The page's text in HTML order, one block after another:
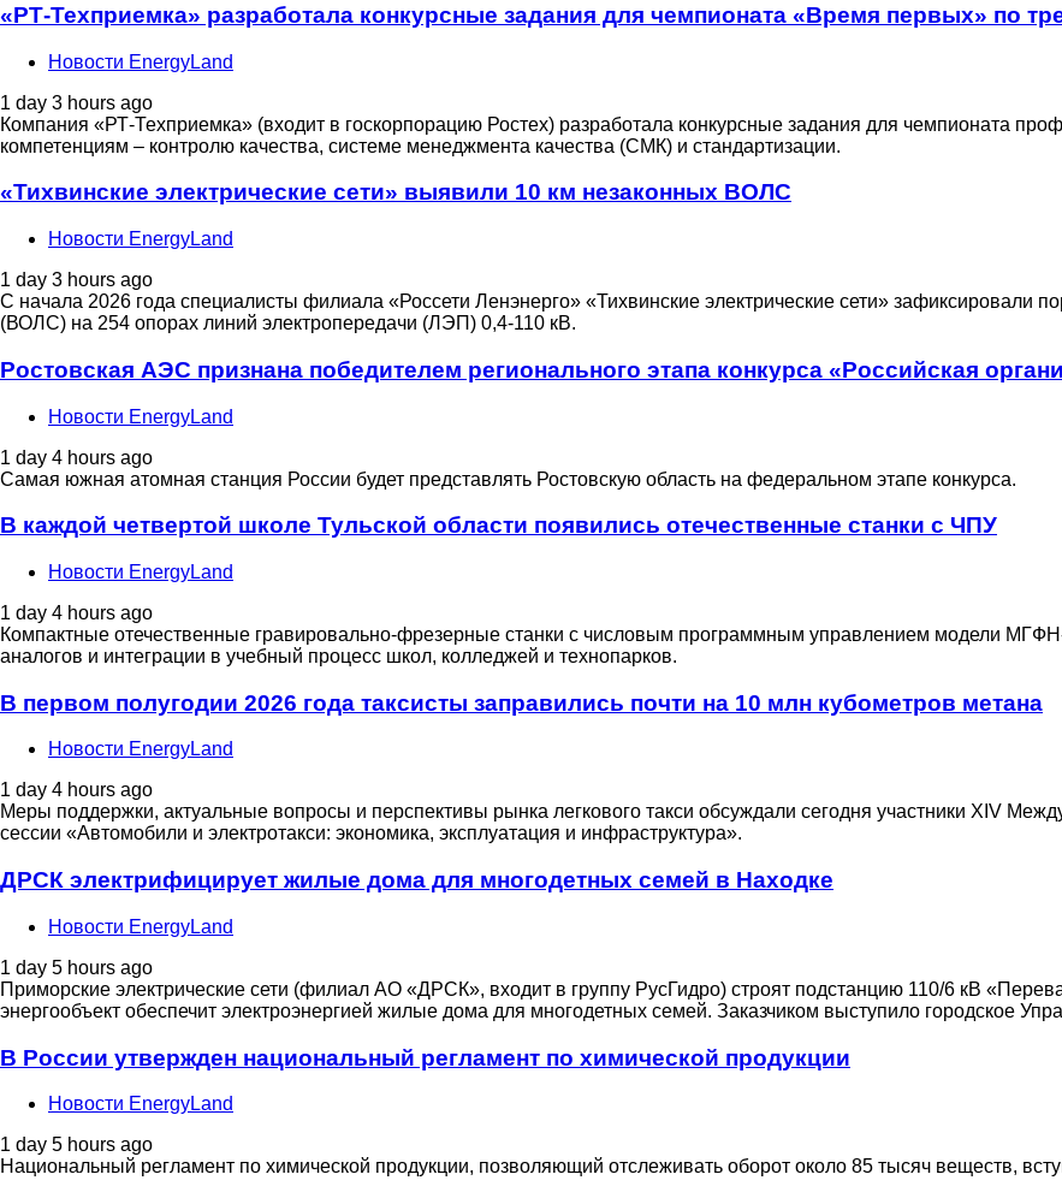
«РТ-Техприемка» разработала конкурсные задания для чемпионата «Время первых» по
Новости EnergyLand
1 day 3 hours ago
Компания «РТ-Техприемка» (входит в госкорпорацию Ростех) разработала конкурсные задания для чемпионата
компетенциям – контролю качества, системе менеджмента качества (СМК) и стандартизации.
«Тихвинские электрические сети» выявили 10 км незаконных ВОЛС
Новости EnergyLand
1 day 3 hours ago
С начала 2026 года специалисты филиала «Россети Ленэнерго» «Тихвинские электрические сети» зафиксировали
(ВОЛС) на 254 опорах линий электропередачи (ЛЭП) 0,4-110 кВ.
Ростовская АЭС признана победителем регионального этапа конкурса «Российская
Новости EnergyLand
1 day 4 hours ago
Самая южная атомная станция России будет представлять Ростовскую область на федеральном этапе конкурса.
В каждой четвертой школе Тульской области появились отечественные станки с ЧПУ
Новости EnergyLand
1 day 4 hours ago
Компактные отечественные гравировально-фрезерные станки с числовым программным управлением модели
аналогов и интеграции в учебный процесс школ, колледжей и технопарков.
В первом полугодии 2026 года таксисты заправились почти на 10 млн кубометров метана
Новости EnergyLand
1 day 4 hours ago
Меры поддержки, актуальные вопросы и перспективы рынка легкового такси обсуждали сегодня участники XIV
сессии «Автомобили и электротакси: экономика, эксплуатация и инфраструктура».
ДРСК электрифицирует жилые дома для многодетных семей в Находке
Новости EnergyLand
1 day 5 hours ago
Приморские электрические сети (филиал АО «ДРСК», входит в группу РусГидро) строят подстанцию 110/6 кВ
энергообъект обеспечит электроэнергией жилые дома для многодетных семей. Заказчиком выступило городское
В России утвержден национальный регламент по химической продукции
Новости EnergyLand
1 day 5 hours ago
Национальный регламент по химической продукции, позволяющий отслеживать оборот около 85 тысяч веществ,